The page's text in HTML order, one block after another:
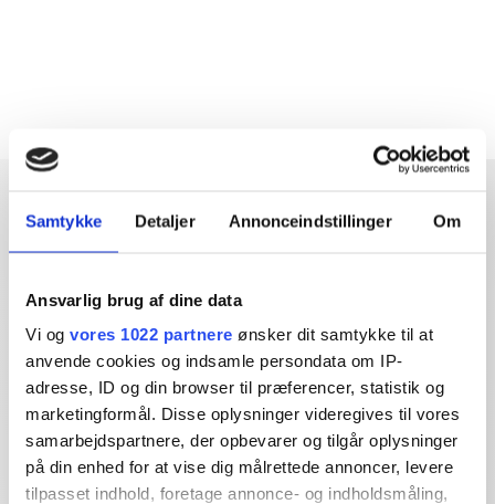
Samtykke Detaljer Annonceindstillinger Om
Ansvarlig brug af dine data
Vi og vores 1022 partnere ønsker dit samtykke til at
anvende cookies og indsamle persondata om IP-
adresse, ID og din browser til præferencer, statistik og
marketingformål. Disse oplysninger videregives til vores
samarbejdspartnere, der opbevarer og tilgår oplysninger
på din enhed for at vise dig målrettede annoncer, levere
tilpasset indhold, foretage annonce- og indholdsmåling,
journalistik siden 1994
Økonomisk Ugebrev har i mere end 25 år leveret indsigtsfuld
og dagsordensættende journalistik og analyser til læserne og
den brede offentlighed.
Vi tager ansvar for vores indhold og er tilmeldt: